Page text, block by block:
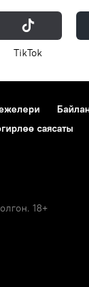
ТikТоk
саясаты
18+